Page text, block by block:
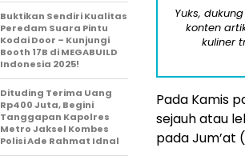
Yuks,
konten
kuliner
Pada Kamis
sejauh atau
pada Jum’at
Buktikan Sendiri Kualitas
Peredam Suara Pintu
Kodai Door – Kunjungi
Booth 17B di MEGABUILD
Indonesia 2025!
Dituding Terima Uang
Rp400 Juta, Begini
Tanggapan Kapolres
Metro Jaksel Kombes
Polisi Ade Rahmat Idnal